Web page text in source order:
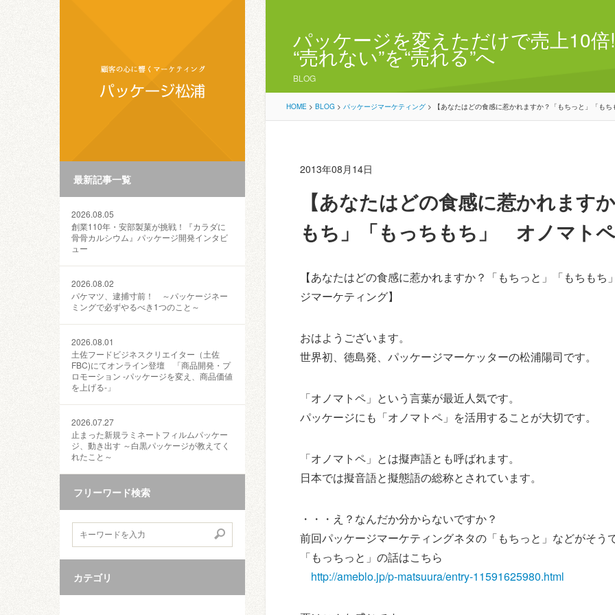
最新記事一覧
2026.08.05
創業110年・安部製菓が挑戦！『カラダに
骨骨カルシウム』パッケージ開発インタビ
ュー
2026.08.02
パケマツ、逮捕寸前！ ～パッケージネー
ミングで必ずやるべき1つのこと～
2026.08.01
土佐フードビジネスクリエイター（土佐
FBC)にてオンライン登壇 「商品開発・プ
ロモーション ‐パッケージを変え、商品価値
を上げる‐」
2026.07.27
止まった新規ラミネートフィルムパッケー
ジ、動き出す ～白黒パッケージが教えてく
れたこと～
フリーワード検索
カテゴリ
パッケージを変えただけで売上10
“売れない”を“売れる”へ
BLOG
HOME > BLOG > パッケージマーケティング > 【あなたはどの食感に惹かれますか？「もちっと」「
2013年08月14日
【あなたはどの食感に惹かれます
もち」「もっちもち」 オノマト
【あなたはどの食感に惹かれますか？「もちっと」「もちも
ジマーケティング】
おはようございます。
世界初、徳島発、パッケージマーケッターの松浦陽司です。
「オノマトペ」という言葉が最近人気です。
パッケージにも「オノマトペ」を活用することが大切です。
「オノマトペ」とは擬声語とも呼ばれます。
日本では擬音語と擬態語の総称とされています。
・・・え？なんだか分からないですか？
前回パッケージマーケティングネタの「もちっと」などがそう
「もっちっと」の話はこちら
http://ameblo.jp/p-matsuura/entry-11591625980.html